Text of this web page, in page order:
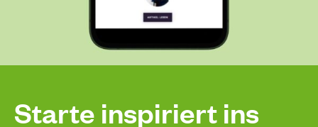
Starte inspiriert ins